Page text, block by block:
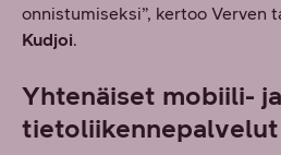
onnistumiseksi”, kertoo Verven
Kudjoi.
Yhtenäiset mobiili- ja
tietoliikennepalvelut